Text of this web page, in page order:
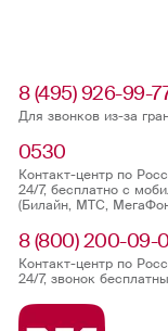
8 (495) 926-99-
Для звонков из-за
0530
Контакт-центр по
24/7, бесплатно с
(Билайн, МТС,
8 (800) 200-09-
Контакт-центр по
24/7, звонок